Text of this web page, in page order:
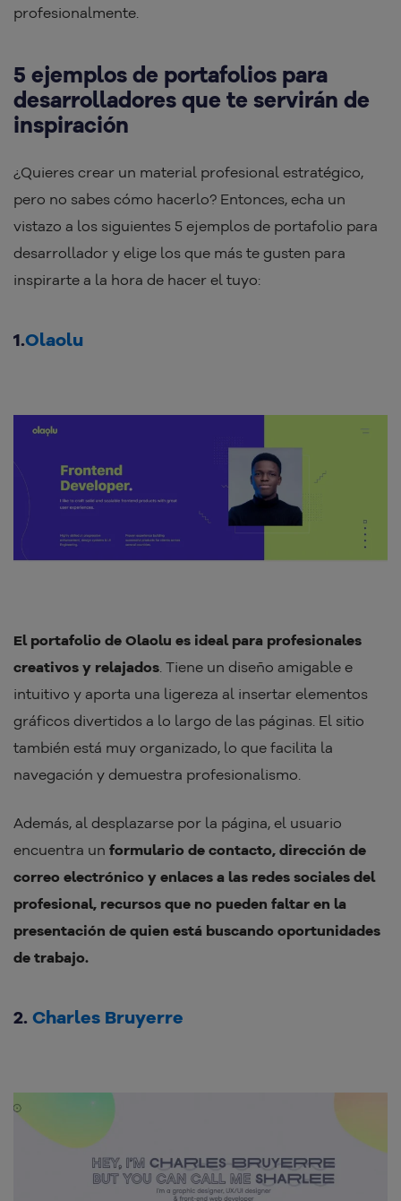
profesionalmente.
5 ejemplos de portafolios para
desarrolladores que te servirán de
inspiración
¿Quieres crear un material profesional estratégico,
pero no sabes cómo hacerlo? Entonces, echa un
vistazo a los siguientes 5 ejemplos de portafolio para
desarrollador y elige los que más te gusten para
inspirarte a la hora de hacer el tuyo:
1.Olaolu
El portafolio de Olaolu es ideal para profesionales
creativos y relajados. Tiene un diseño amigable e
intuitivo y aporta una ligereza al insertar elementos
gráficos divertidos a lo largo de las páginas. El sitio
también está muy organizado, lo que facilita la
navegación y demuestra profesionalismo.
Además, al desplazarse por la página, el usuario
encuentra un formulario de contacto, dirección de
correo electrónico y enlaces a las redes sociales del
profesional, recursos que no pueden faltar en la
presentación de quien está buscando oportunidades
de trabajo.
2. Charles Bruyerre